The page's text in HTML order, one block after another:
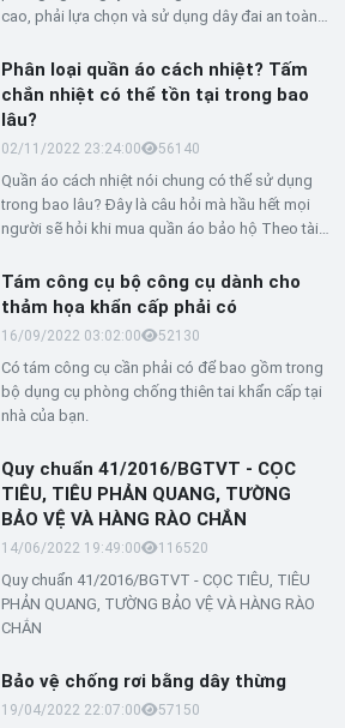
cao, phải lựa chọn và sử dụng dây đai an toàn
Phân loại quần áo cách nhiệt? Tấm
chắn nhiệt có thể tồn tại trong bao
lâu?
02/11/2022 23:24:00 56140
Quần áo cách nhiệt nói chung có thể sử dụng
trong bao lâu? Đây là câu hỏi mà hầu hết mọi
người sẽ hỏi khi mua quần áo bảo hộ Theo tài
cho lính cứu hỏa", quần áo cách nhiệt có thể sử
dụng trong ba năm khi vải còn nguyên vẹn,
Tám công cụ bộ công cụ dành cho
thảm họa khẩn cấp phải có
16/09/2022 03:02:00 52130
Có tám công cụ cần phải có để bao gồm trong
bộ dụng cụ phòng chống thiên tai khẩn cấp tại
nhà của bạn.
Quy chuẩn 41/2016/BGTVT - CỌC
TIÊU, TIÊU PHẢN QUANG, TƯỜNG
BẢO VỆ VÀ HÀNG RÀO CHẮN
14/06/2022 19:49:00 116520
Quy chuẩn 41/2016/BGTVT - CỌC TIÊU, TIÊU
PHẢN QUANG, TƯỜNG BẢO VỆ VÀ HÀNG RÀO
CHẮN
Bảo vệ chống rơi bằng dây thừng
19/04/2022 22:07:00 57150